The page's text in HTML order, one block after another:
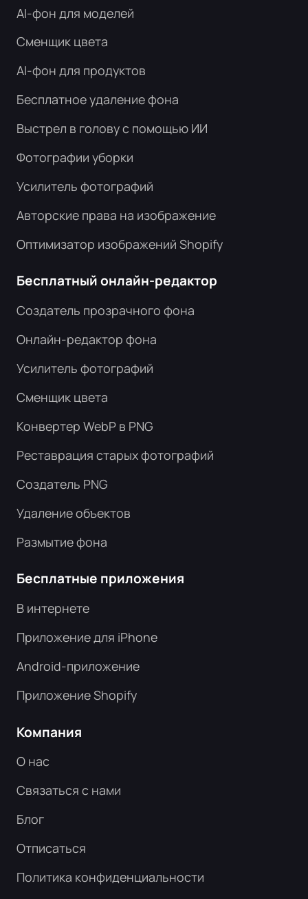
AI-фон для моделей
Сменщик цвета
AI-фон для продуктов
Бесплатное удаление фона
Выстрел в голову с помощью ИИ
Фотографии уборки
Усилитель фотографий
Авторские права на изображение
Оптимизатор изображений Shopify
Бесплатный онлайн-редактор
Создатель прозрачного фона
Онлайн-редактор фона
Усилитель фотографий
Сменщик цвета
Конвертер WebP в PNG
Реставрация старых фотографий
Создатель PNG
Удаление объектов
Размытие фона
Бесплатные приложения
В интернете
Приложение для iPhone
Android-приложение
Приложение Shopify
Компания
О нас
Связаться с нами
Блог
Отписаться
Политика конфиденциальности